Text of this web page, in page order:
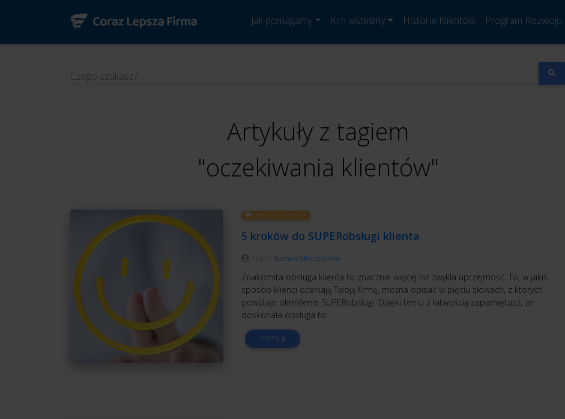
Jak pomagamy Kim jesteśmy Historie Klientów Program Rozwoju
Czego szukasz?
Artykuły z tagiem
"oczekiwania klientów"
OBSŁUGA KLIENTA
5 kroków do SUPERobsługi klienta
Kamila Młodzianko
Znakomita obsługa klienta to znacznie więcej niż zwykła uprzejmość. To, w jakiś
sposób klienci oceniają Twoją firmę, można opisać w pięciu słowach, z których
powstaje określenie SUPERobsługi. Dzięki temu z łatwością zapamiętasz, że
doskonała obsługa to:
CZYTAJ